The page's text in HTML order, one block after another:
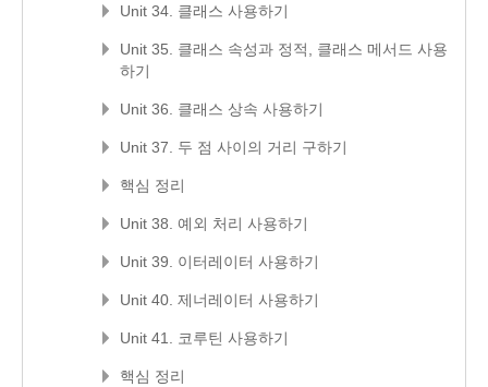
Unit 34. 클래스 사용하기
Unit 35. 클래스 속성과 정적, 클래스 메서드 사용
하기
Unit 36. 클래스 상속 사용하기
Unit 37. 두 점 사이의 거리 구하기
핵심 정리
Unit 38. 예외 처리 사용하기
Unit 39. 이터레이터 사용하기
Unit 40. 제너레이터 사용하기
Unit 41. 코루틴 사용하기
핵심 정리